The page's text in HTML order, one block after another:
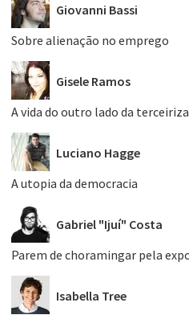
Giovanni Bassi
Sobre alienação no emprego
Gisele Ramos
A vida do outro lado da
Luciano Hagge
A utopia da democracia
Gabriel "Ijuí" Costa
Parem de choramingar pela
Isabella Tree